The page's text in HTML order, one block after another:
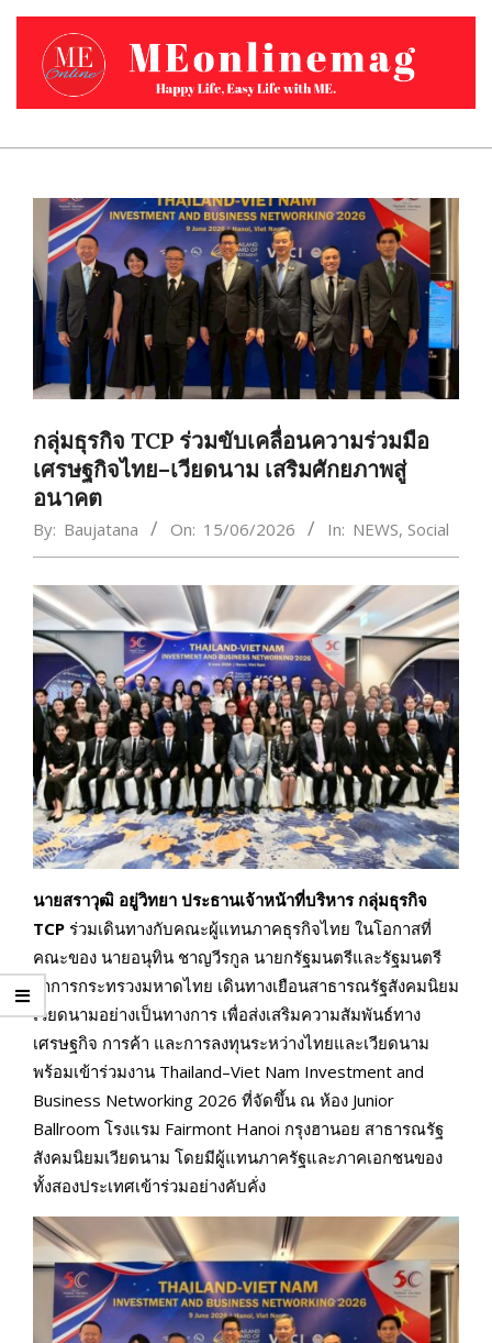
Skip
content
Primary
กลุ่มธุรกิจ TCP ร่วมขับเคลื่อนความร่วมมือ
เศรษฐกิจไทย–เวียดนาม เสริมศักยภาพสู่
อนาคต
By: Baujatana On: 15/06/2026 In: NEWS, Social
นายสราวุฒิ อยู่วิทยา ประธานเจ้าหน้าที่บริหาร กลุ่มธุรกิจ
TCP ร่วมเดินทางกับคณะผู้แทนภาคธุรกิจไทย ในโอกาสที่
คณะของ นายอนุทิน ชาญวีรกูล นายกรัฐมนตรีและรัฐมนตรี
ว่าการกระทรวงมหาดไทย เดินทางเยือนสาธารณรัฐสังคมนิยม
เวียดนามอย่างเป็นทางการ เพื่อส่งเสริมความสัมพันธ์ทาง
เศรษฐกิจ การค้า และการลงทุนระหว่างไทยและเวียดนาม
พร้อมเข้าร่วมงาน Thailand–Viet Nam Investment and
Business Networking 2026 ที่จัดขึ้น ณ ห้อง Junior
Ballroom โรงแรม Fairmont Hanoi กรุงฮานอย สาธารณรัฐ
สังคมนิยมเวียดนาม โดยมีผู้แทนภาครัฐและภาคเอกชนของ
ทั้งสองประเทศเข้าร่วมอย่างคับคั่ง